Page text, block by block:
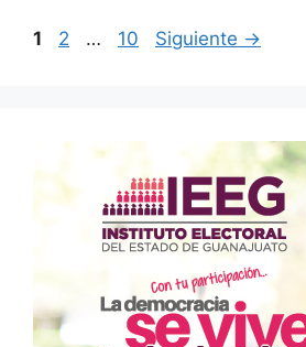
Página
1 Página
2 … Página
10 Siguiente →